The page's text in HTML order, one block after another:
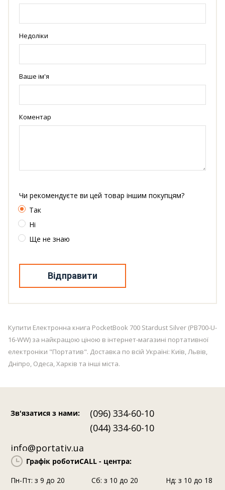
Недоліки
Ваше ім'я
Коментар
Чи рекомендуєте ви цей товар іншим покупцям?
Так
Ні
Ще не знаю
Відправити
Купити Електронна книга PocketBook 700 Stardust Silver (PB700-U-
16-WW) за найкращою ціною в інтернет-магазині портативної
електроніки "Портатив". Доставка по всій Україні: Київ, Львів,
Дніпро, Одеса, Харків та інші міста.
Зв'язатися з нами:
(096) 334-60-10
(044) 334-60-10
info@portativ.ua
Графік роботиCALL - центра:
Пн-Пт: з 9 до 20
Сб: з 10 до 20
Нд: з 10 до 18